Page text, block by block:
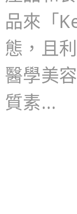
品來「
態，且
醫學美
質素…